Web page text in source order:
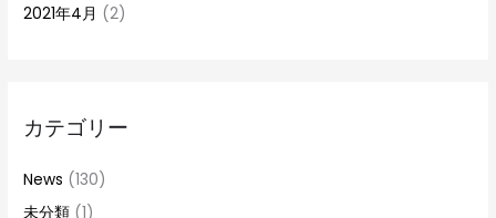
2021年4月 (2)
カテゴリー
News (130)
未分類 (1)